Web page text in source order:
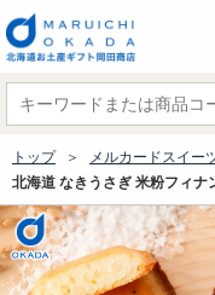
トップ
メルカードスイー
北海道 なきうさぎ 米粉フィナ